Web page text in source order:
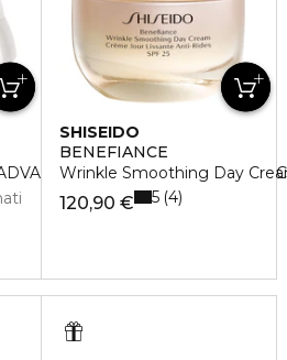
SUPER REVITALIZING
SHISEIDO
BENEFIANCE
Wrinkle Smoothing Day
120,90 € 5 4